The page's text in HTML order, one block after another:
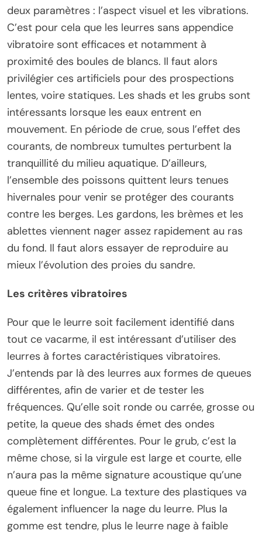
deux paramètres : l’aspect visuel et les vibrations.
C’est pour cela que les leurres sans appendice
vibratoire sont efficaces et notamment à
proximité des boules de blancs. Il faut alors
privilégier ces artificiels pour des prospections
lentes, voire statiques. Les shads et les grubs sont
intéressants lorsque les eaux entrent en
mouvement. En période de crue, sous l’effet des
courants, de nombreux tumultes perturbent la
tranquillité du milieu aquatique. D’ailleurs,
l’ensemble des poissons quittent leurs tenues
hivernales pour venir se protéger des courants
contre les berges. Les gardons, les brèmes et les
ablettes viennent nager assez rapidement au ras
du fond. Il faut alors essayer de reproduire au
mieux l’évolution des proies du sandre.
Les critères vibratoires
Pour que le leurre soit facilement identifié dans
tout ce vacarme, il est intéressant d’utiliser des
leurres à fortes caractéristiques vibratoires.
J’entends par là des leurres aux formes de queues
différentes, afin de varier et de tester les
fréquences. Qu’elle soit ronde ou carrée, grosse ou
petite, la queue des shads émet des ondes
complètement différentes. Pour le grub, c’est la
même chose, si la virgule est large et courte, elle
n’aura pas la même signature acoustique qu’une
queue fine et longue. La texture des plastiques va
également influencer la nage du leurre. Plus la
gomme est tendre, plus le leurre nage à faible